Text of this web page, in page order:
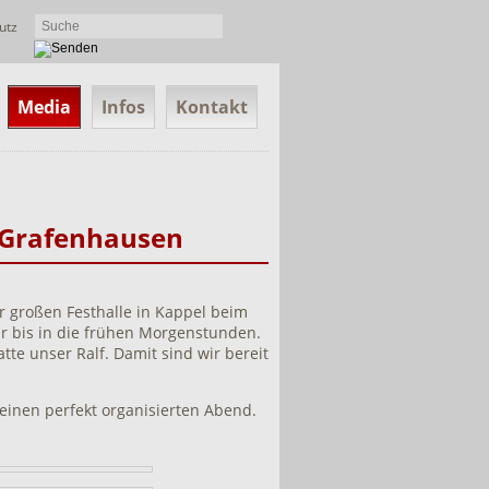
Media Infos Kontakt
Festhalle in Kappel beim
bis in die frühen Morgenstunden.
unser Ralf. Damit sind wir bereit
perfekt organisierten Abend.